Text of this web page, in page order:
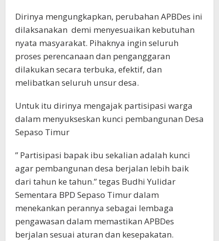
Dirinya mengungkapkan, perubahan APBDes ini
dilaksanakan demi menyesuaikan kebutuhan
nyata masyarakat. Pihaknya ingin seluruh
proses perencanaan dan penganggaran
dilakukan secara terbuka, efektif, dan
melibatkan seluruh unsur desa.
Untuk itu dirinya mengajak partisipasi warga
dalam menyukseskan kunci pembangunan Desa
Sepaso Timur
” Partisipasi bapak ibu sekalian adalah kunci
agar pembangunan desa berjalan lebih baik
dari tahun ke tahun.” tegas Budhi Yulidar
Sementara BPD Sepaso Timur dalam
menekankan perannya sebagai lembaga
pengawasan dalam memastikan APBDes
berjalan sesuai aturan dan kesepakatan.